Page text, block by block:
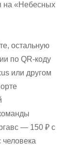
на «Небесных
остальную
по QR-коду
или другом
— 150 ₽ с